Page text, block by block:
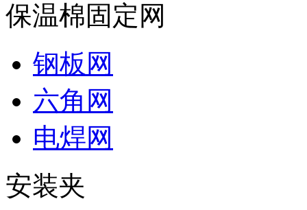
保温棉固定网
钢板网
六角网
电焊网
安装夹